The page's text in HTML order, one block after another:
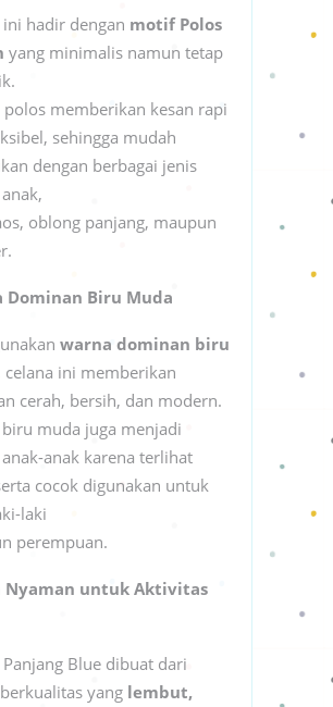
ini hadir dengan motif Polos
yang minimalis namun tetap
polos memberikan kesan rapi
sehingga mudah
dengan berbagai jenis
oblong panjang, maupun
Dominan Biru Muda
warna dominan biru
celana ini memberikan
cerah, bersih, dan modern.
muda juga menjadi
anak karena terlihat
cocok digunakan untuk
laki
perempuan.
Nyaman untuk Aktivitas
Panjang Blue dibuat dari
yang lembut,